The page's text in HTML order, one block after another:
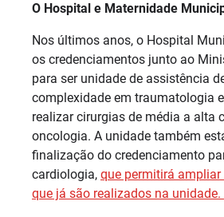
O Hospital e Maternidade
Nos últimos anos, o Hospital
os credenciamentos junto ao
para ser unidade de assistência
complexidade em traumatologia
realizar cirurgias de média a alta
oncologia. A unidade também
finalização do credenciamento
cardiologia, que permitirá
que já são realizados na unidade.